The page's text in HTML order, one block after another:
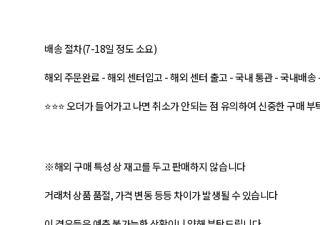
배송 절차(7-18일 정도 소요)
해외 주문완료 - 해외 센터입고 - 해외 센터 출고 - 국내 통관 - 국내배송
⭐⭐⭐ 오더가 들어가고 나면 취소가 안되는 점 유의하여 신중한 구매
※해외 구매 특성 상 재고를 두고 판매하지 않습니다
거래처 상품 품절, 가격 변동 등등 차이가 발생될 수 있습니다